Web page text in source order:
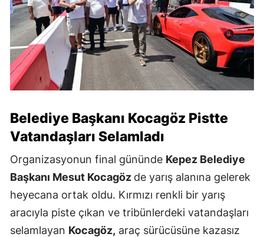
Belediye Başkanı Kocagöz Pistte
Vatandaşları Selamladı
Organizasyonun final gününde Kepez Belediye
Başkanı Mesut Kocagöz de yarış alanına gelerek
heyecana ortak oldu. Kırmızı renkli bir yarış
aracıyla piste çıkan ve tribünlerdeki vatandaşları
selamlayan Kocagöz, araç sürücüsüne kazasız